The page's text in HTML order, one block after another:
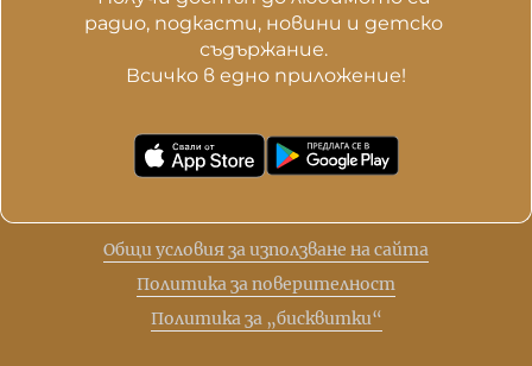
радио, подкасти, новини и детско
съдържание.
Всичко в едно приложение!
Общи условия за използване на сайта
Политика за поверителност
Политика за „бисквитки“